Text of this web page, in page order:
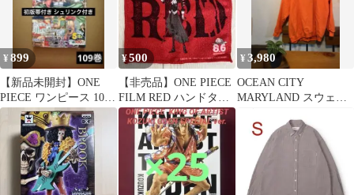
¥899
【新品未開封】ONE
PIECE ワンピース 109
巻 初版 帯 シュリンク
¥500
【非売品】ONE PIECE
FILM RED ハンドタオ
ル ほっともっと
¥3,980
OCEAN CITY
MARYLAND スウェッ